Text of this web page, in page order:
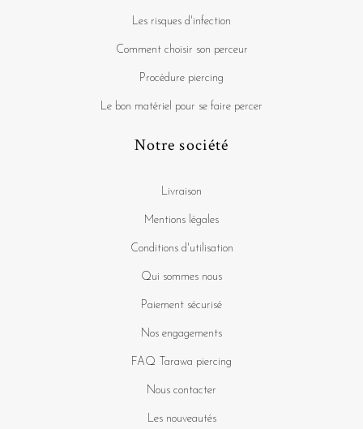
Les risques d'infection
Comment choisir son perceur
Procédure piercing
Le bon matériel pour se faire percer
Notre société
Livraison
Mentions légales
Conditions d'utilisation
Qui sommes nous
Paiement sécurisé
Nos engagements
FAQ Tarawa piercing
Nous contacter
Les nouveautés